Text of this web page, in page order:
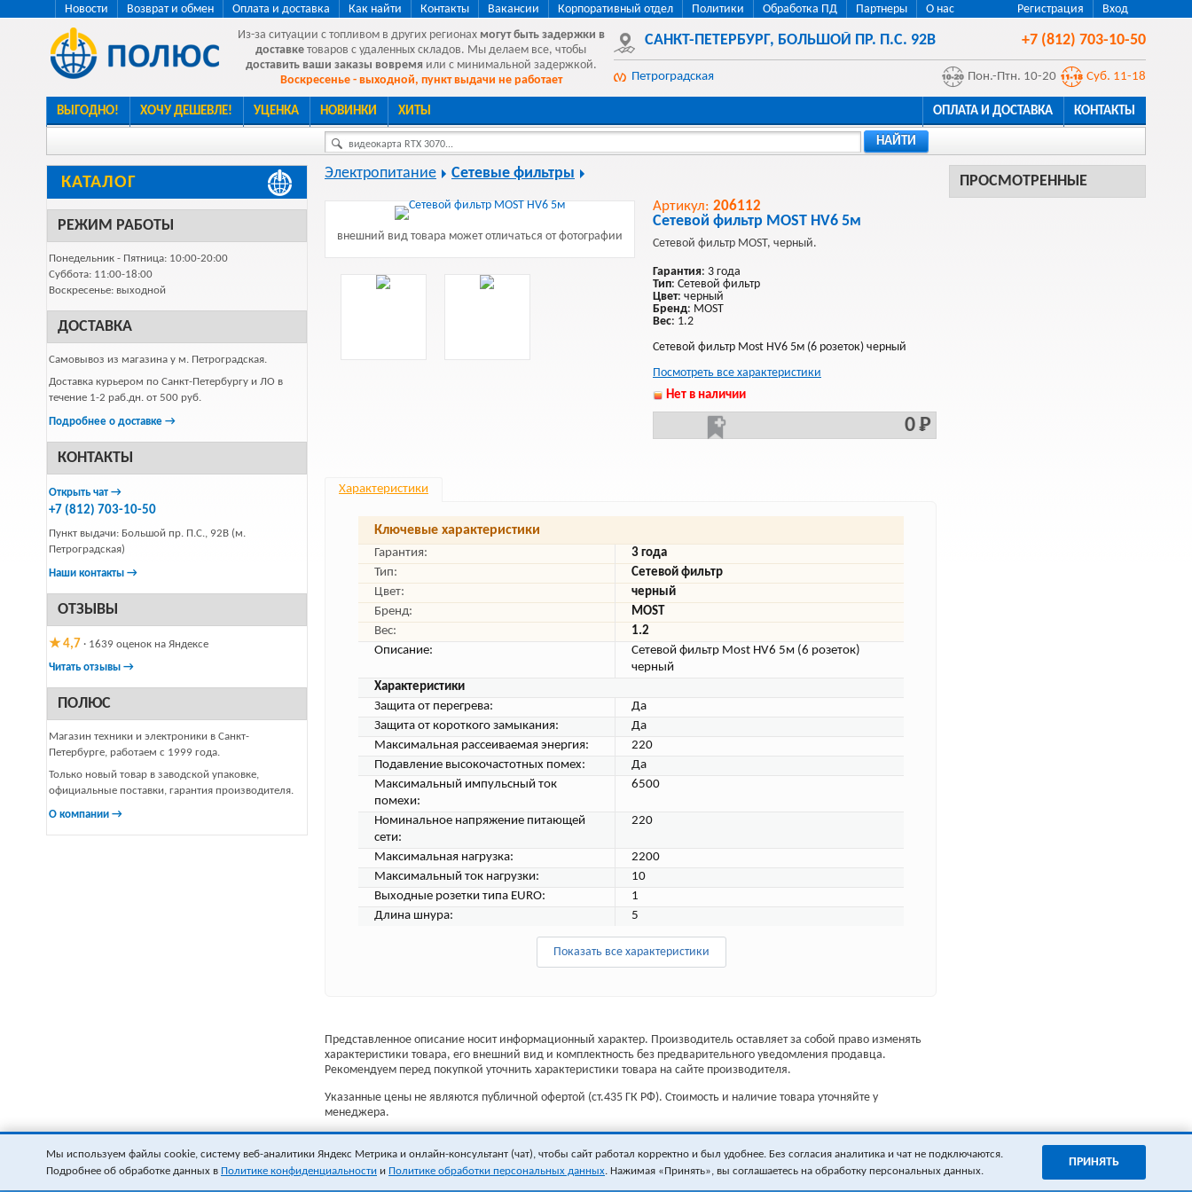
Регистрация Вход
Новости Возврат и обмен Оплата и доставка Как найти Контакты Вакансии Корпоративный отдел Политики Обработка ПД Партнеры
О нас
Из-за ситуации с топливом в других регионах могут быть задержки в
доставке товаров с удаленных складов. Мы делаем все, чтобы
доставить ваши заказы вовремя или с минимальной задержкой.
Воскресенье - выходной, пункт выдачи не работает
САНКТ-ПЕТЕРБУРГ, БОЛЬШОЙ ПР. П.С. 92В +7 (812) 703-10-50
Петроградская Пон.-Птн. 10-20 Суб. 11-18
ВЫГОДНО! ХОЧУ ДЕШЕВЛЕ! УЦЕНКА НОВИНКИ ХИТЫ ОПЛАТА И ДОСТАВКА КОНТАКТЫ
видеокарта RTX 3070... НАЙТИ
КАТАЛОГ
РЕЖИМ РАБОТЫ
Понедельник - Пятница: 10:00-20:00
Суббота: 11:00-18:00
Воскресенье: выходной
ДОСТАВКА
Самовывоз из магазина у м. Петроградская.
Доставка курьером по Санкт-Петербургу и ЛО в
течение 1-2 раб.дн. от 500 руб.
Подробнее о доставке →
КОНТАКТЫ
Открыть чат →
+7 (812) 703-10-50
Пункт выдачи: Большой пр. П.С., 92В (м.
Петроградская)
Наши контакты →
ОТЗЫВЫ
★ 4,7 · 1639 оценок на Яндексе
Читать отзывы →
ПОЛЮС
Магазин техники и электроники в Санкт-
Петербурге, работаем с 1999 года.
Только новый товар в заводской упаковке,
официальные поставки, гарантия производителя.
О компании →
ПРОСМОТРЕННЫЕ
Электропитание Сетевые фильтры
внешний вид товара может отличаться от фотографии
Артикул: 206112
Сетевой фильтр MOST HV6 5м
Сетевой фильтр MOST, черный.
Гарантия: 3 года
Тип: Сетевой фильтр
Цвет: черный
Бренд: MOST
Вес: 1.2
Сетевой фильтр Most HV6 5м (6 розеток) черный
Посмотреть все характеристики
Нет в наличии
0 Р
Характеристики
Ключевые характеристики
Гарантия:
3 года
Тип:
Сетевой фильтр
Цвет:
черный
Бренд:
MOST
Вес:
1.2
Описание:
Сетевой фильтр Most HV6 5м (6 розеток)
черный
Характеристики
Защита от перегрева:
Да
Защита от короткого замыкания:
Да
Максимальная рассеиваемая энергия:
220
Подавление высокочастотных помех:
Да
Максимальный импульсный ток
помехи:
6500
Номинальное напряжение питающей
сети:
220
Максимальная нагрузка:
2200
Максимальный ток нагрузки:
10
Выходные розетки типа EURO:
1
Длина шнура:
5
Показать все характеристики
Представленное описание носит информационный характер. Производитель оставляет за собой право изменять
характеристики товара, его внешний вид и комплектность без предварительного уведомления продавца.
Рекомендуем перед покупкой уточнить характеристики товара на сайте производителя.
Указанные цены не являются публичной офертой (ст.435 ГК РФ). Стоимость и наличие товара уточняйте у
менеджера.
Мы используем файлы cookie, систему веб-аналитики Яндекс Метрика и онлайн-консультант (чат), чтобы сайт работал корректно и был удобнее. Без согласия аналитика и чат не подключаются.
Подробнее об обработке данных в Политике конфиденциальности и Политике обработки персональных данных . Нажимая «Принять», вы соглашаетесь на обработку персональных данных.
ПРИНЯТЬ